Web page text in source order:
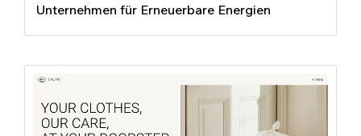
Unternehmen für Erneuerbare Energien